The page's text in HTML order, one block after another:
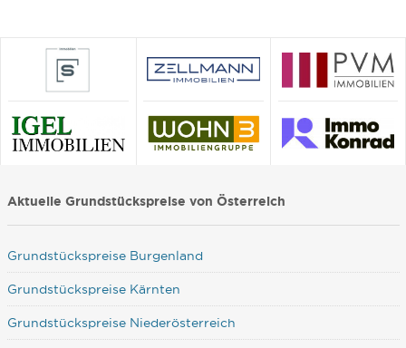
Aktuelle Grundstückspreise von Österreich
Grundstückspreise Burgenland
Grundstückspreise Kärnten
Grundstückspreise Niederösterreich